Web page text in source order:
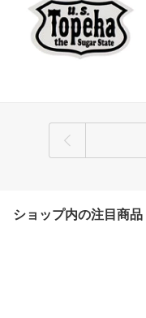
ショップ内の注目商品